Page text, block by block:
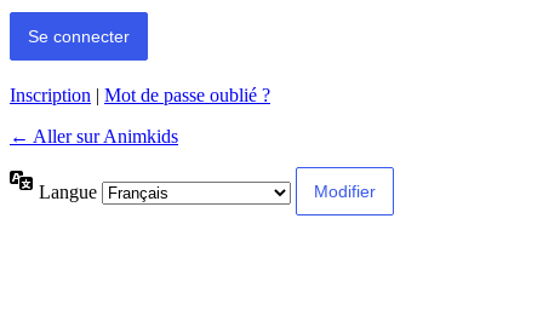
Inscription | Mot de passe oublié ?
← Aller sur Animkids
Langue